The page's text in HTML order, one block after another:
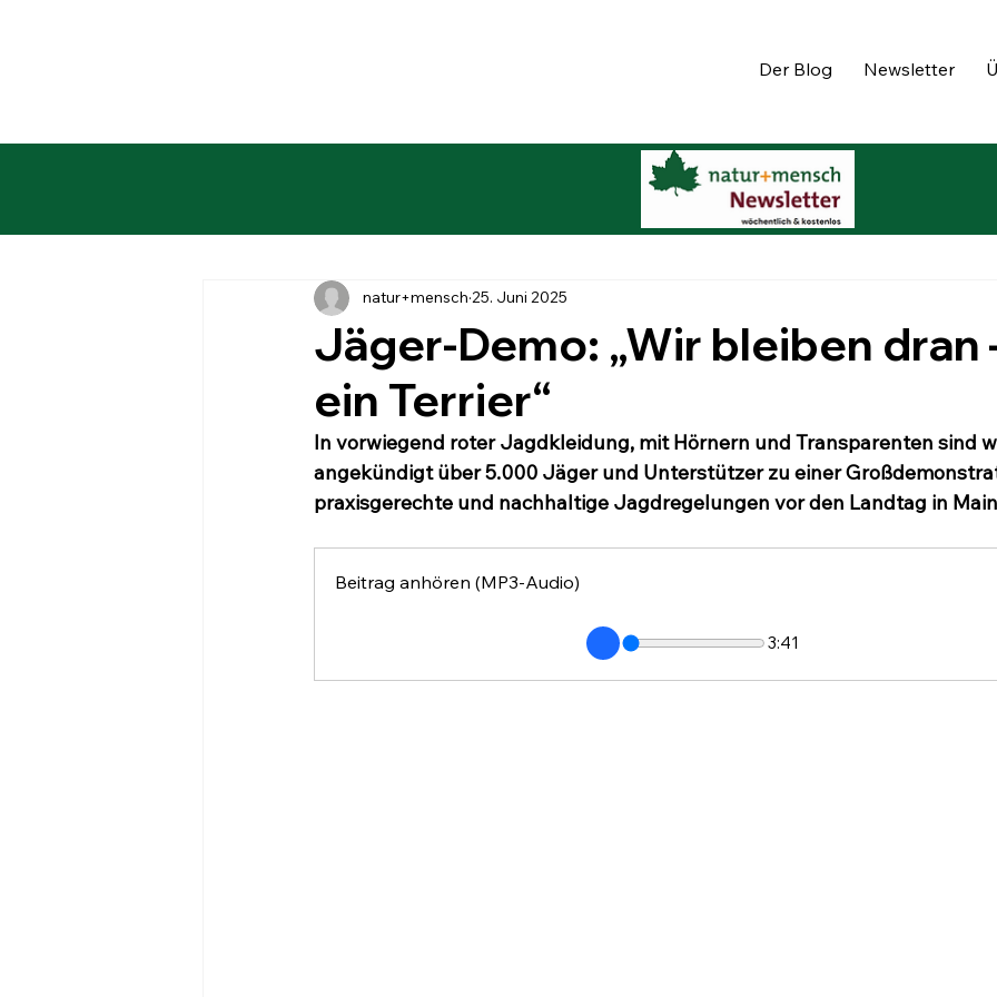
Der Blog Newsletter
Jäger-Demo: „Wir bleiben dran
ein Terrier“
natur+mensch 25. Juni 2025
In vorwiegend roter Jagdkleidung, mit Hörnern und Transparenten sind
angekündigt über 5.000 Jäger und Unterstützer zu einer
praxisgerechte und nachhaltige Jagdregelungen vor den Landtag in
Beitrag anhören (MP3-Audio)
3:41